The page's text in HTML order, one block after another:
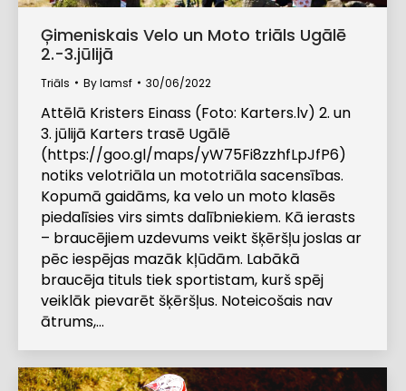
Ģimeniskais Velo un Moto triāls Ugālē
2.-3.jūlijā
Triāls Bylamsf 30/06/2022
Attēlā Kristers Einass (Foto: Karters.lv) 2. un
3. jūlijā Karters trasē Ugālē
(https://goo.gl/maps/yW75Fi8zzhfLpJfP6)
notiks velotriāla un mototriāla sacensības.
Kopumā gaidāms, ka velo un moto klasēs
piedalīsies virs simts dalībniekiem. Kā ierasts
– braucējiem uzdevums veikt šķēršļu joslas ar
pēc iespējas mazāk kļūdām. Labākā
braucēja tituls tiek sportistam, kurš spēj
veiklāk pievarēt šķēršļus. Noteicošais nav
ātrums,…